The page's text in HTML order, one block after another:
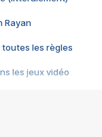
Rayan
toutes les règles
les jeux vidéo